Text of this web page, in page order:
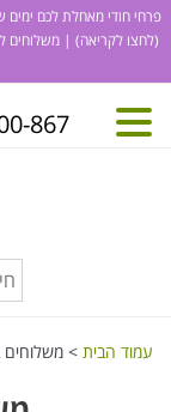
פרחי חודי מאחלת לכם
(לחצו לקריאה) | משלוחים
867
עמוד הבית >